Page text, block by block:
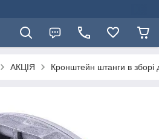
АКЦІЯ Кронштейн штанги в